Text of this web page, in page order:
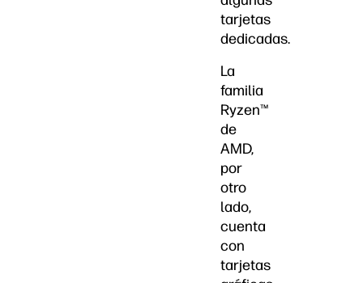
tarjetas
dedicadas.
La
familia
Ryzen™
de
AMD,
por
otro
lado,
cuenta
con
tarjetas